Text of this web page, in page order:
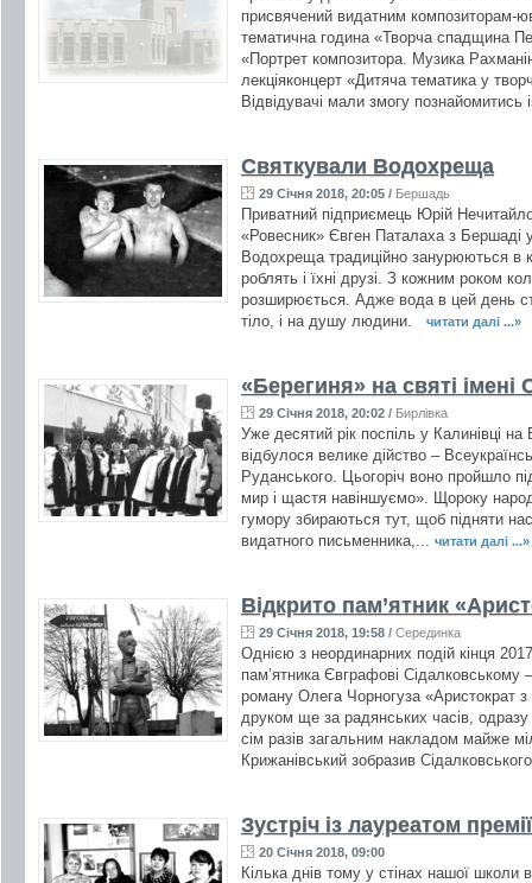
присвячений видатним композиторам-
тематична година «Творча спадщина
«Портрет композитора. Музика
лекціяконцерт «Дитяча тематика у
Відвідувачі мали змогу познайомитись
Святкували Водохреща
29 Січня 2018, 20:05 / Бершадь
Приватний підприємець Юрій
«Ровесник» Євген Паталаха з Бершаді
Водохреща традиційно занурюються в
роблять і їхні друзі. З кожним роком
розширюється. Адже вода в цей день
тіло, і на душу людини.
читати далі ...»
«Берегиня» на святі
29 Січня 2018, 20:02 / Бирлівка
Уже десятий рік поспіль у Калинівці на
відбулося велике дійство –
Руданського. Цьогоріч воно пройшло
мир і щастя навіншуємо». Щороку
гумору збираються тут, щоб підняти
видатного письменника,...
читати далі ...»
Відкрито пам’ятник
29 Січня 2018, 19:58 / Серединка
Однією з неординарних подій кінця
пам’ятника Євграфові Сідалковському
роману Олега Чорногуза «Аристократ
друком ще за радянських часів,
сім разів загальним накладом майже
Крижанівський зобразив
Зустріч із лауреатом
20 Січня 2018, 09:00
Кілька днів тому у стінах нашої школи